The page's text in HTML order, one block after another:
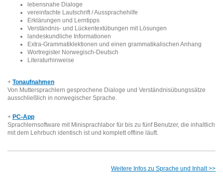
lebensnahe Dialoge
vereinfachte Lautschrift / Aussprachehilfe
Erklärungen und Lerntipps
Verständnis- und Lückentextübungen mit Lösungen
landeskundliche Informationen
Extra-Grammatiklektionen und einen grammatikalischen Anhang
Wortregister Norwegisch-Deutsch
Literaturhinweise
+ Tonaufnahmen
Von Muttersprachlern gesprochene Dialoge und Verständnisübungssätze
ausschließlich in norwegischer Sprache .
+ PC-App
Sprachlernsoftware mit Minisprachlabor für bis zu fünf Benutzer, die inhaltlich
mit dem Lehrbuch identisch ist und komplett offline läuft.
Weitere Infos zu Sprache und Inhalt >>